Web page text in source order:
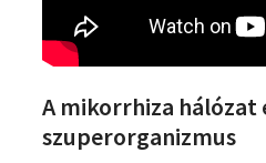
A mikorrhiza hálózat
szuperorganizmus